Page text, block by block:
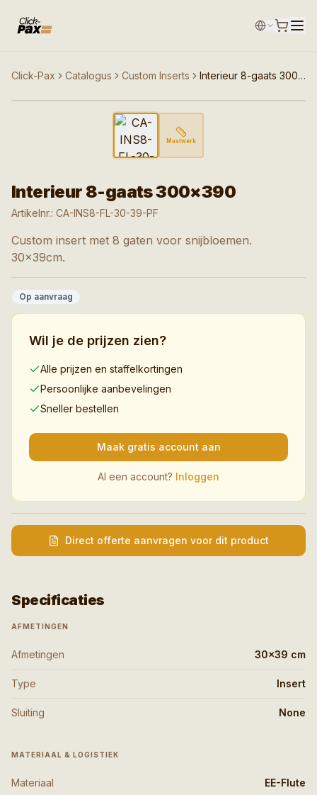
Click-Pax Catalogus Custom Inserts Interieur 8-gaats 300×390
Afbeelding niet beschikbaar
Maatwerk
Interieur 8-gaats 300×390
Artikelnr.: CA-INS8-FL-30-39-PF
Custom insert met 8 gaten voor snijbloemen.
30x39cm.
Op aanvraag
Wil je de prijzen zien?
Alle prijzen en staffelkortingen
Persoonlijke aanbevelingen
Sneller bestellen
Maak gratis account aan
Al een account? Inloggen
Direct offerte aanvragen voor dit product
Specificaties
AFMETINGEN
Afmetingen 30×39 cm
Type Insert
Sluiting None
MATERIAAL & LOGISTIEK
Materiaal EE-Flute